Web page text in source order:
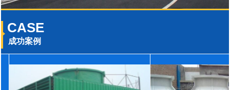
CASE
成功案例